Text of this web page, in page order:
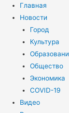
Меню
Главная
Новости
Город
Культура
Общество
Экономика
COVID-19
Видео